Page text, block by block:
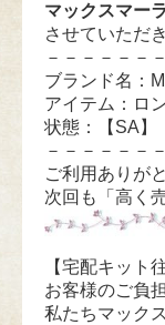
マックスマー
させていただ
－－－－－－
ブランド名：
アイテム：ロ
状態：【SA】
－－－－－－
ご利用ありが
次回も「高く
【宅配キット
お客様のご負
私たちマック